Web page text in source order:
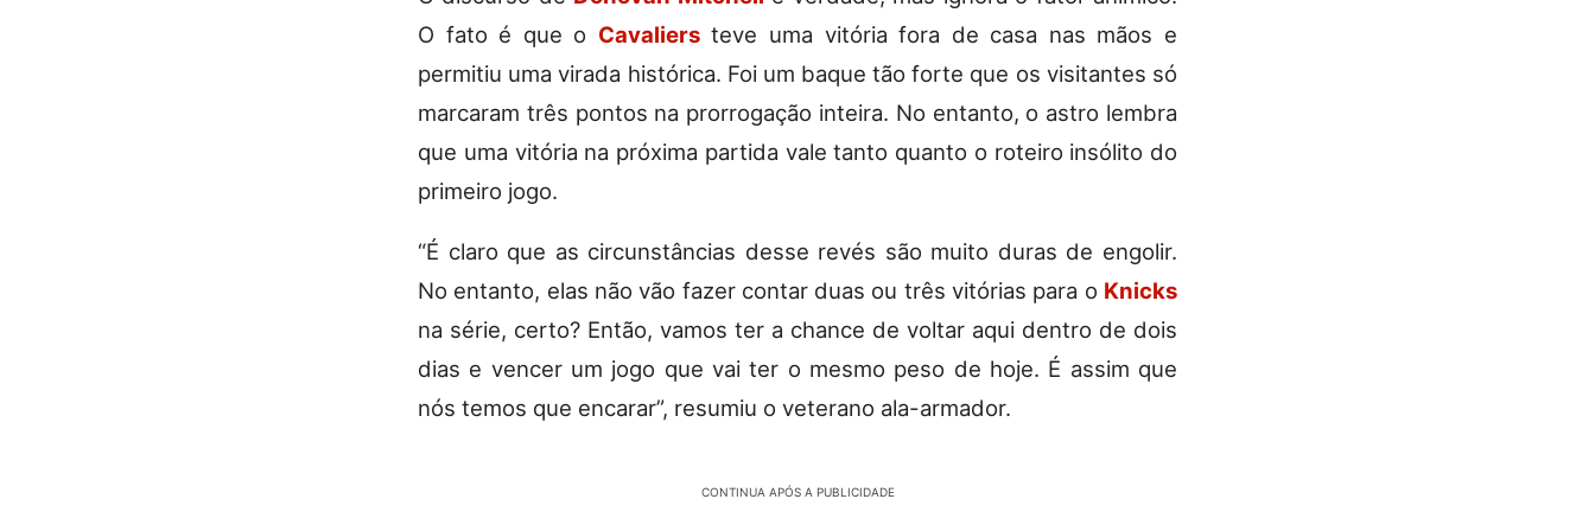
O fato é que o Cavaliersteve uma vitória fora de casa nas mãos e
permitiu uma virada histórica. Foi um baque tão forte que os visitantes só
marcaram três pontos na prorrogação inteira. No entanto, o astro lembra
que uma vitória na próxima partida vale tanto quanto o roteiro insólito do
primeiro jogo.
“É claro que as circunstâncias desse revés são muito duras de engolir.
No entanto, elas não vão fazer contar duas ou três vitórias para o Knicks
na série, certo? Então, vamos ter a chance de voltar aqui dentro de dois
dias e vencer um jogo que vai ter o mesmo peso de hoje. É assim que
nós temos que encarar”, resumiu o veterano ala-armador.
CONTINUA APÓS A PUBLICIDADE